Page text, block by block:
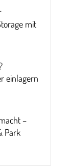
mit
einlagern
–
Park